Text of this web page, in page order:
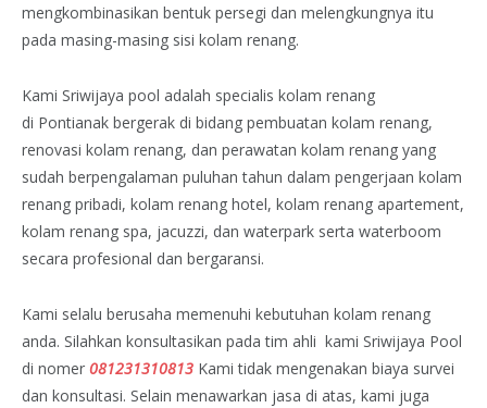
mengkombinasikan bentuk persegi dan melengkungnya itu
pada masing-masing sisi kolam renang.
Kami Sriwijaya pool adalah specialis kolam renang
di Pontianak bergerak di bidang pembuatan kolam renang,
renovasi kolam renang, dan perawatan kolam renang yang
sudah berpengalaman puluhan tahun dalam pengerjaan kolam
renang pribadi, kolam renang hotel, kolam renang apartement,
kolam renang spa, jacuzzi, dan waterpark serta waterboom
secara profesional dan bergaransi.
Kami selalu berusaha memenuhi kebutuhan kolam renang
anda. Silahkan konsultasikan pada tim ahli kami Sriwijaya Pool
di nomer 081231310813 Kami tidak mengenakan biaya survei
dan konsultasi. Selain menawarkan jasa di atas, kami juga